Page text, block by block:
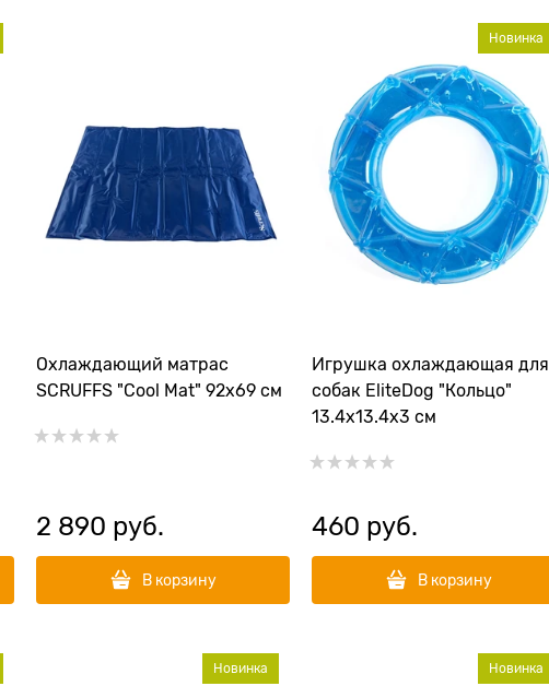
Охлаждающий матрас
SCRUFFS "Cool Mat" 92х69 см
2 890 руб.
В корзину
Игрушка охлаждающая для
собак EliteDog "Кольцо"
13.4х13.4х3 см
Новинка
460 руб.
В корзину
Новинка Новинка